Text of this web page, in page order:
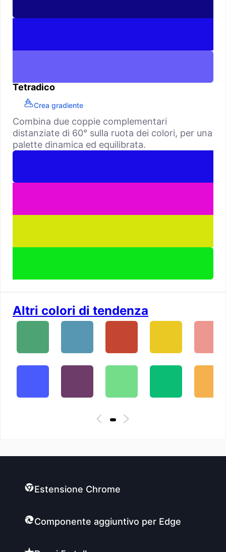
Tetradico
Crea gradiente
Combina due coppie complementari
distanziate di 60° sulla ruota dei colori, per una
palette dinamica ed equilibrata.
Altri colori di tendenza
Estensione Chrome
Componente aggiuntivo per Edge